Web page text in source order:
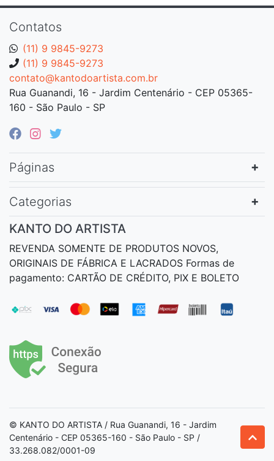
Contatos
(11) 9 9845-9273
(11) 9 9845-9273
contato@kantodoartista.com.br
Rua Guanandi, 16 - Jardim Centenário - CEP 05365-
160 - São Paulo - SP
Páginas
Categorias
KANTO DO ARTISTA
REVENDA SOMENTE DE PRODUTOS NOVOS,
ORIGINAIS DE FÁBRICA E LACRADOS Formas de
pagamento: CARTÃO DE CRÉDITO, PIX E BOLETO
© KANTO DO ARTISTA / Rua Guanandi, 16 - Jardim
Centenário - CEP 05365-160 - São Paulo - SP /
33.268.082/0001-09